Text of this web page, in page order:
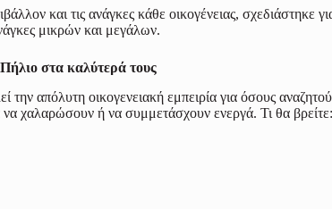
και τις ανάγκες κάθε οικογένειας, σχεδιάστηκε
μικρών και μεγάλων.
στα καλύτερά τους
την απόλυτη οικογενειακή εμπειρία για όσους
να χαλαρώσουν ή να συμμετάσχουν ενεργά. Τι θα βρείτε: